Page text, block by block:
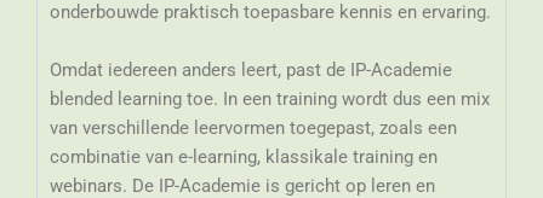
onderbouwde praktisch toepasbare kennis en ervaring.
Omdat iedereen anders leert, past de IP-Academie
blended learning toe. In een training wordt dus een mix
van verschillende leervormen toegepast, zoals een
combinatie van e-learning, klassikale training en
webinars. De IP-Academie is gericht op leren en